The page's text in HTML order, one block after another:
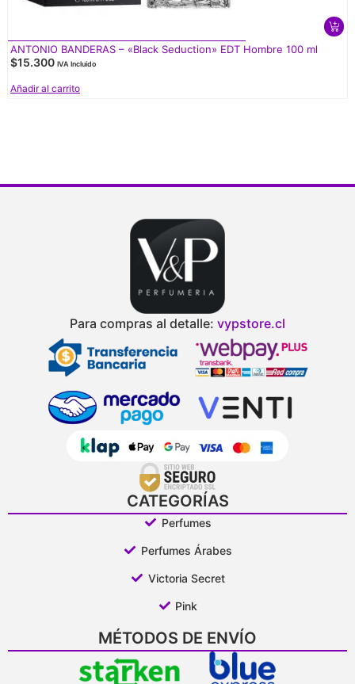
ANTONIO BANDERAS – «Black Seduction» EDT Hombre 100 ml
$15.300 IVA Incluido
Añadir al carrito
Para compras al detalle: vypstore.cl
CATEGORÍAS
Perfumes
Perfumes Árabes
Victoria Secret
Pink
MÉTODOS DE ENVÍO